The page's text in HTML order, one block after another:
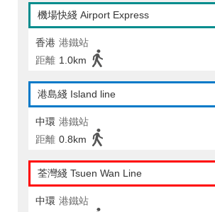
機場快綫 Airport Express
香港 港鐵站
距離 1.0km
港島綫 Island line
中環 港鐵站
距離 0.8km
荃灣綫 Tsuen Wan Line
中環 港鐵站